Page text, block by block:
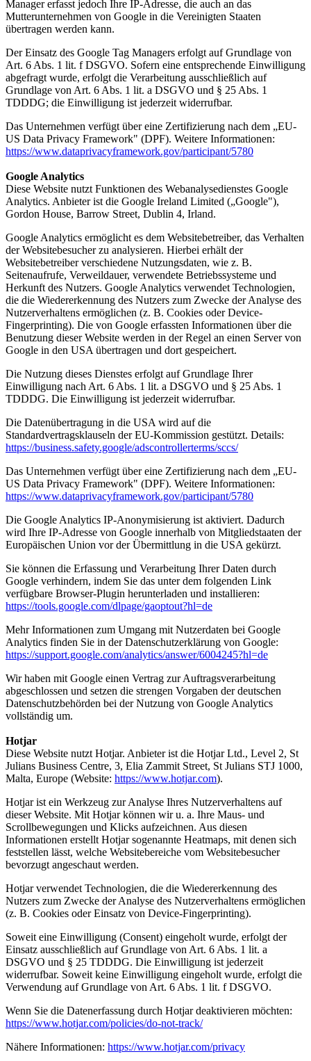
Manager erfasst jedoch Ihre IP-Adresse, die auch an das
Mutterunternehmen von Google in die Vereinigten Staaten
übertragen werden kann.
Der Einsatz des Google Tag Managers erfolgt auf Grundlage von
Art. 6 Abs. 1 lit. f DSGVO. Sofern eine entsprechende Einwilligung
abgefragt wurde, erfolgt die Verarbeitung ausschließlich auf
Grundlage von Art. 6 Abs. 1 lit. a DSGVO und § 25 Abs. 1
TDDDG; die Einwilligung ist jederzeit widerrufbar.
Das Unternehmen verfügt über eine Zertifizierung nach dem „EU-
US Data Privacy Framework" (DPF). Weitere Informationen:
https://www.dataprivacyframework.gov/participant/5780
Google Analytics
Diese Website nutzt Funktionen des Webanalysedienstes Google
Analytics. Anbieter ist die Google Ireland Limited („Google"),
Gordon House, Barrow Street, Dublin 4, Irland.
Google Analytics ermöglicht es dem Websitebetreiber, das Verhalten
der Websitebesucher zu analysieren. Hierbei erhält der
Websitebetreiber verschiedene Nutzungsdaten, wie z. B.
Seitenaufrufe, Verweildauer, verwendete Betriebssysteme und
Herkunft des Nutzers. Google Analytics verwendet Technologien,
die die Wiedererkennung des Nutzers zum Zwecke der Analyse des
Nutzerverhaltens ermöglichen (z. B. Cookies oder Device-
Fingerprinting). Die von Google erfassten Informationen über die
Benutzung dieser Website werden in der Regel an einen Server von
Google in den USA übertragen und dort gespeichert.
Die Nutzung dieses Dienstes erfolgt auf Grundlage Ihrer
Einwilligung nach Art. 6 Abs. 1 lit. a DSGVO und § 25 Abs. 1
TDDDG. Die Einwilligung ist jederzeit widerrufbar.
Die Datenübertragung in die USA wird auf die
Standardvertragsklauseln der EU-Kommission gestützt. Details:
https://business.safety.google/adscontrollerterms/sccs/
Das Unternehmen verfügt über eine Zertifizierung nach dem „EU-
US Data Privacy Framework" (DPF). Weitere Informationen:
https://www.dataprivacyframework.gov/participant/5780
Die Google Analytics IP-Anonymisierung ist aktiviert. Dadurch
wird Ihre IP-Adresse von Google innerhalb von Mitgliedstaaten der
Europäischen Union vor der Übermittlung in die USA gekürzt.
Sie können die Erfassung und Verarbeitung Ihrer Daten durch
Google verhindern, indem Sie das unter dem folgenden Link
verfügbare Browser-Plugin herunterladen und installieren:
https://tools.google.com/dlpage/gaoptout?hl=de
Mehr Informationen zum Umgang mit Nutzerdaten bei Google
Analytics finden Sie in der Datenschutzerklärung von Google:
https://support.google.com/analytics/answer/6004245?hl=de
Wir haben mit Google einen Vertrag zur Auftragsverarbeitung
abgeschlossen und setzen die strengen Vorgaben der deutschen
Datenschutzbehörden bei der Nutzung von Google Analytics
vollständig um.
Hotjar
Diese Website nutzt Hotjar. Anbieter ist die Hotjar Ltd., Level 2, St
Julians Business Centre, 3, Elia Zammit Street, St Julians STJ 1000,
Malta, Europe (Website: https://www.hotjar.com).
Hotjar ist ein Werkzeug zur Analyse Ihres Nutzerverhaltens auf
dieser Website. Mit Hotjar können wir u. a. Ihre Maus- und
Scrollbewegungen und Klicks aufzeichnen. Aus diesen
Informationen erstellt Hotjar sogenannte Heatmaps, mit denen sich
feststellen lässt, welche Websitebereiche vom Websitebesucher
bevorzugt angeschaut werden.
Hotjar verwendet Technologien, die die Wiedererkennung des
Nutzers zum Zwecke der Analyse des Nutzerverhaltens ermöglichen
(z. B. Cookies oder Einsatz von Device-Fingerprinting).
Soweit eine Einwilligung (Consent) eingeholt wurde, erfolgt der
Einsatz ausschließlich auf Grundlage von Art. 6 Abs. 1 lit. a
DSGVO und § 25 TDDDG. Die Einwilligung ist jederzeit
widerrufbar. Soweit keine Einwilligung eingeholt wurde, erfolgt die
Verwendung auf Grundlage von Art. 6 Abs. 1 lit. f DSGVO.
Wenn Sie die Datenerfassung durch Hotjar deaktivieren möchten:
https://www.hotjar.com/policies/do-not-track/
Nähere Informationen: https://www.hotjar.com/privacy